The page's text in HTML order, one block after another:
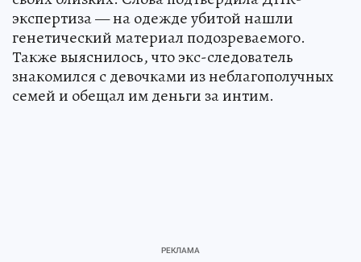
экспертиза — на одежде убитой нашли
генетический материал подозреваемого.
Также выяснилось, что экс-следователь
знакомился с девочками из неблагополучных
семей и обещал им деньги за интим.